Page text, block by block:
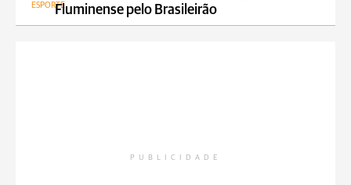
Fluminense pelo Brasileirão
ESPORTE
PUBLICIDADE